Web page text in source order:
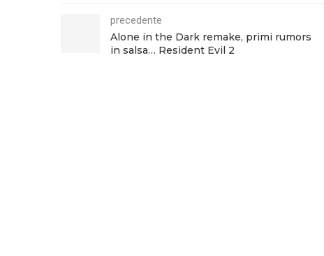
precedente
Alone in the Dark remake, primi rumors
in salsa… Resident Evil 2